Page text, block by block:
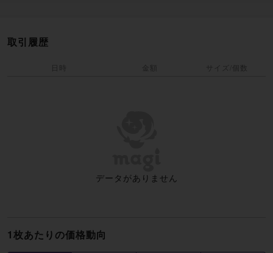
1枚あたりの価格動向
取引履歴
日時 金額 サイズ/個数
データがありません